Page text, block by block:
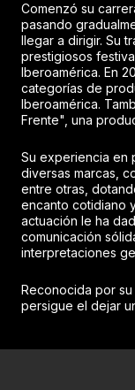
Comenzó su
pasando
llegar a dirigir. Su
prestigiosos
Iberoamérica. En
categorías de
Iberoamérica.
Frente", una
Su experiencia en
diversas marcas,
entre otras,
encanto cotidiano
actuación le ha
comunicación
interpretaciones
Reconocida por
persigue el dejar